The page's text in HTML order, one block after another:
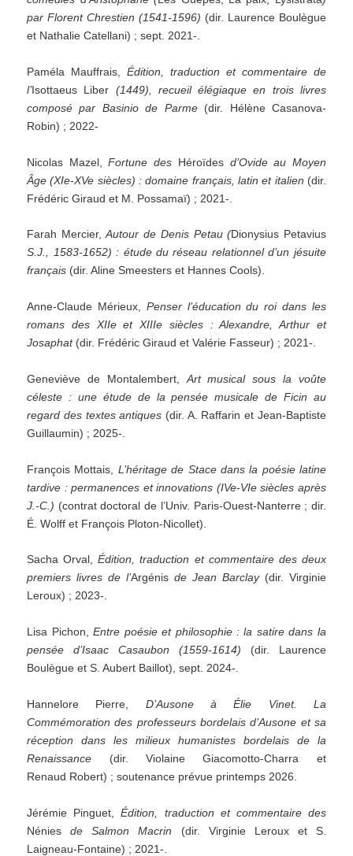
par Florent Chrestien (1541-1596) (dir. Laurence Boulègue
et Nathalie Catellani) ; sept. 2021-.
Paméla Mauffrais,Édition, traduction et commentaire de
l’Isottaeus Liber (1449), recueil élégiaque en trois livres
composé par Basinio de Parme(dir. Hélène Casanova-
Robin) ; 2022-
Nicolas Mazel, Fortune des Héroïdesd’Ovide au Moyen
Âge (XIe-XVe siècles) : domaine français, latin et italien (dir.
Frédéric Giraud et M. Possamaï) ; 2021-.
Farah Mercier,Autour de Denis Petau (Dionysius Petavius
S.J., 1583-1652) : étude du réseau relationnel d’un jésuite
français (dir. Aline Smeesters et Hannes Cools).
Anne-Claude Mérieux, Penser l’éducation du roi dans les
romans des XIIe et XIIIe siècles : Alexandre, Arthur et
Josaphat(dir. Frédéric Giraud et Valérie Fasseur) ; 2021-.
Geneviève de Montalembert, Art musical sous la voûte
céleste : une étude de la pensée musicale de Ficin au
regard des textes antiques (dir. A. Raffarin et Jean-Baptiste
Guillaumin) ; 2025-.
François Mottais, L’héritage de Stace dans la poésie latine
tardive : permanences et innovations (IVe-VIe siècles après
J.-C.) (contrat doctoral de l’Univ. Paris-Ouest-Nanterre ; dir.
É. Wolff et François Ploton-Nicollet).
Sacha Orval,Édition, traduction et commentaire des deux
premiers livres de l’Argénisde Jean Barclay(dir. Virginie
Leroux) ; 2023-.
Lisa Pichon,Entre poésie et philosophie : la satire dans la
pensée d’Isaac Casaubon (1559-1614) (dir. Laurence
Boulègue et S. Aubert Baillot), sept. 2024-.
Hannelore Pierre, D’Ausone à Élie Vinet. La
Commémoration des professeurs bordelais d’Ausone et sa
réception dans les milieux humanistes bordelais de la
Renaissance (dir. Violaine Giacomotto-Charra et
Renaud Robert) ; soutenance prévue printemps 2026.
Jérémie Pinguet,Édition, traduction et commentaire des
Néniesde Salmon Macrin (dir. Virginie Leroux et S.
Laigneau-Fontaine) ; 2021-.